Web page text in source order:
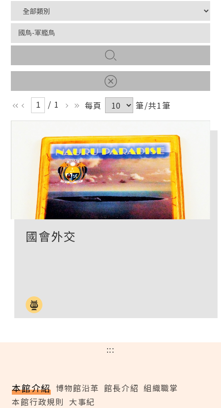
/ 1 每頁 筆/共1筆
國會外交
:::
本館介紹 博物館沿革 館長介紹 組織職掌
本館行政規則 大事紀